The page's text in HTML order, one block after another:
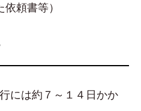
頼書等）
には約７～１４日かか